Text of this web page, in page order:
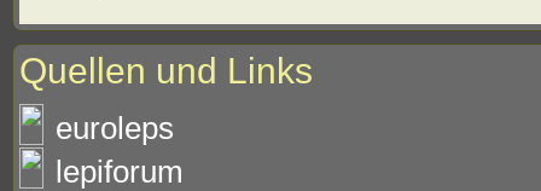
Quellen und Links
euroleps
lepiforum